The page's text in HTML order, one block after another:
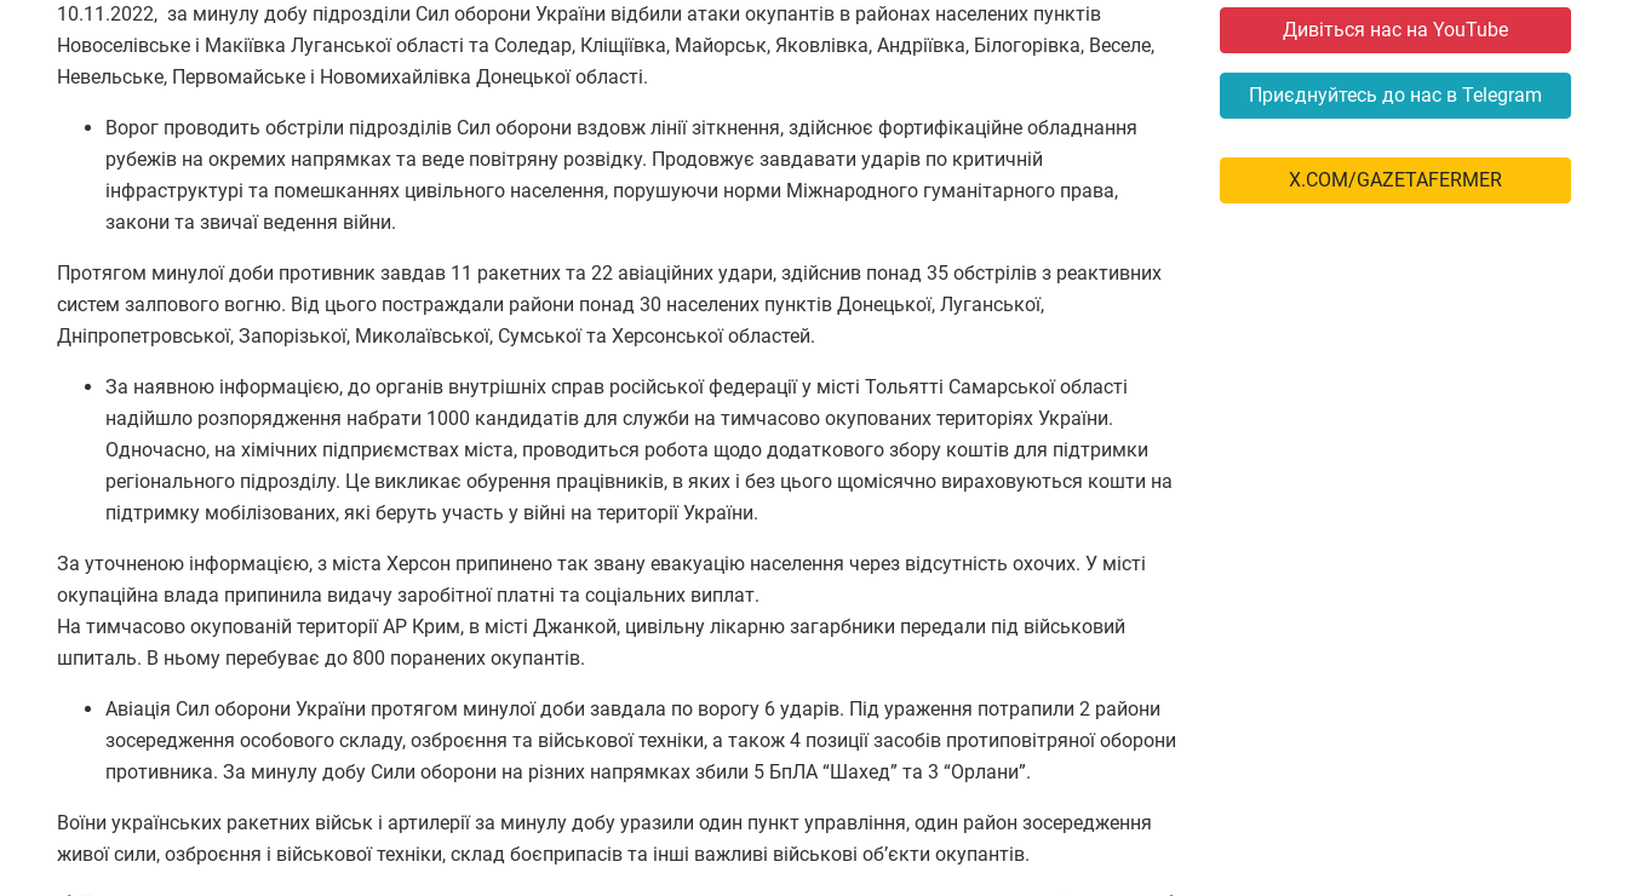
10.11.2022, за минулу добу підрозділи Сил оборони України відбили атаки окупантів в районах населених пунктів
Новоселівське і Макіївка Луганської області та Соледар, Кліщіївка, Майорськ, Яковлівка, Андріївка, Білогорівка, Веселе,
Невельське, Первомайське і Новомихайлівка Донецької області.
Ворог проводить обстріли підрозділів Сил оборони вздовж лінії зіткнення, здійснює фортифікаційне обладнання
рубежів на окремих напрямках та веде повітряну розвідку. Продовжує завдавати ударів по критичній
інфраструктурі та помешканнях цивільного населення, порушуючи норми Міжнародного гуманітарного права,
закони та звичаї ведення війни.
Протягом минулої доби противник завдав 11 ракетних та 22 авіаційних удари, здійснив понад 35 обстрілів з реактивних
систем залпового вогню. Від цього постраждали райони понад 30 населених пунктів Донецької, Луганської,
Дніпропетровської, Запорізької, Миколаївської, Сумської та Херсонської областей.
За наявною інформацією, до органів внутрішніх справ російської федерації у місті Тольятті Самарської області
надійшло розпорядження набрати 1000 кандидатів для служби на тимчасово окупованих територіях України.
Одночасно, на хімічних підприємствах міста, проводиться робота щодо додаткового збору коштів для підтримки
регіонального підрозділу. Це викликає обурення працівників, в яких і без цього щомісячно вираховуються кошти на
підтримку мобілізованих, які беруть участь у війні на території України.
За уточненою інформацією, з міста Херсон припинено так звану евакуацію населення через відсутність охочих. У місті
окупаційна влада припинила видачу заробітної платні та соціальних виплат.
На тимчасово окупованій території АР Крим, в місті Джанкой, цивільну лікарню загарбники передали під військовий
шпиталь. В ньому перебуває до 800 поранених окупантів.
Авіація Сил оборони України протягом минулої доби завдала по ворогу 6 ударів. Під ураження потрапили 2 райони
зосередження особового складу, озброєння та військової техніки, а також 4 позиції засобів протиповітряної оборони
противника. За минулу добу Сили оборони на різних напрямках збили 5 БпЛА “Шахед” та 3 “Орлани”.
Воїни українських ракетних військ і артилерії за минулу добу уразили один пункт управління, один район зосередження
живої сили, озброєння і військової техніки, склад боєприпасів та інші важливі військові об’єкти окупантів.
Дивіться нас на YouTube
Приєднуйтесь до нас в Telegram
X.COM/GAZETAFERMER